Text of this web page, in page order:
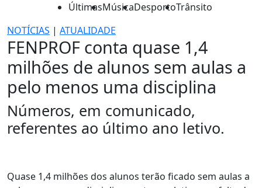
ÚltimasMúsicaDesportoTrânsito
NOTÍCIAS | ATUALIDADE
FENPROF conta quase 1,4
milhões de alunos sem aulas a
pelo menos uma disciplina
Números, em comunicado,
referentes ao último ano letivo.
Quase 1,4 milhões dos alunos terão ficado sem aulas a